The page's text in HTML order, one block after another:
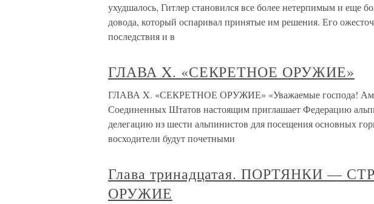
ухудшалось, Гитлер становился все более нетерпимым и еще
довода, который оспаривал принятые им решения. Его
последствия и в
ГЛАВА X. «СЕКРЕТНОЕ ОРУЖИЕ»
ГЛАВА X. «СЕКРЕТНОЕ ОРУЖИЕ» «Уважаемые господа!
Соединенных Штатов настоящим приглашает Федерацию
делегацию из шести альпинистов для посещения основных
восходители будут почетными
Глава тринадцатая. ПОРТЯНКИ —
ОРУЖИЕ